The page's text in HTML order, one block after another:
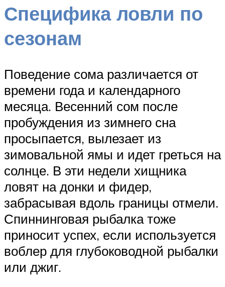
Специфика ловли по
сезонам
Поведение сома различается от
времени года и календарного
месяца. Весенний сом после
пробуждения из зимнего сна
просыпается, вылезает из
зимовальной ямы и идет греться на
солнце. В эти недели хищника
ловят на донки и фидер,
забрасывая вдоль границы отмели.
Спиннинговая рыбалка тоже
приносит успех, если используется
воблер для глубоководной рыбалки
или джиг.